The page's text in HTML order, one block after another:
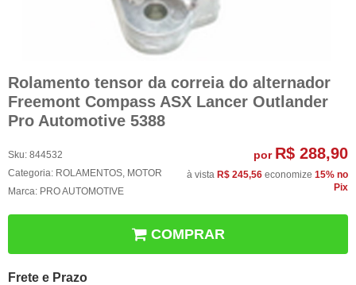
Rolamento tensor da correia do alternador
Freemont Compass ASX Lancer Outlander
Pro Automotive 5388
Sku: 844532
Categoria: ROLAMENTOS, MOTOR
Marca: PRO AUTOMOTIVE
por R$ 288,90
à vista R$ 245,56 economize 15% no
Pix
COMPRAR
Frete e Prazo